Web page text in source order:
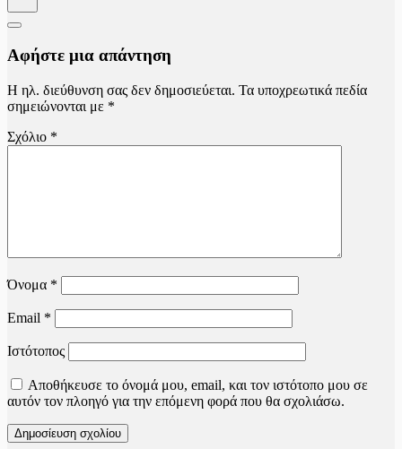
Αφήστε μια απάντηση
Η ηλ. διεύθυνση σας δεν δημοσιεύεται. Τα υποχρεωτικά πεδία
σημειώνονται με *
Σχόλιο *
Όνομα *
Email *
Ιστότοπος
Αποθήκευσε το όνομά μου, email, και τον ιστότοπο μου σε
αυτόν τον πλοηγό για την επόμενη φορά που θα σχολιάσω.